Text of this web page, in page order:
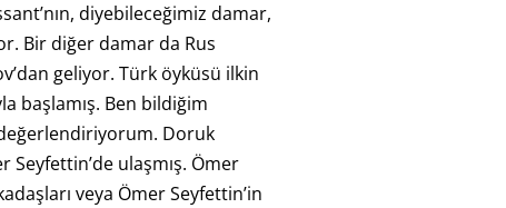
diyebileceğimiz damar,
Bir diğer damar da Rus
geliyor. Türk öyküsü ilkin
başlamış. Ben bildiğim
Doruk
Seyfettin’de ulaşmış. Ömer
veya Ömer Seyfettin’in